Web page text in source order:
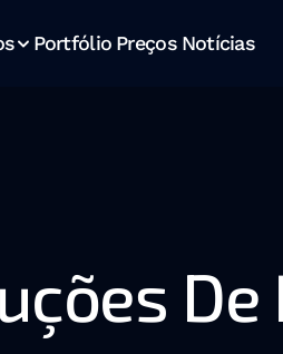
Portfólio Preços Notícias
De